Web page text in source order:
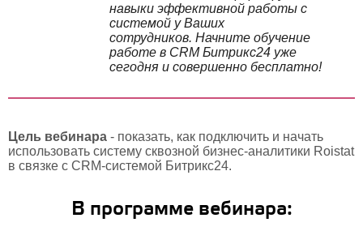
навыки эффективной работы с
системой у Ваших
сотрудников. Начните обучение
работе в CRM Битрикс24 уже
сегодня и совершенно бесплатно!
Цель вебинара - показать, как подключить и начать
использовать систему сквозной бизнес-аналитики Roistat
в связке с CRM-системой Битрикс24.
В программе вебинара: